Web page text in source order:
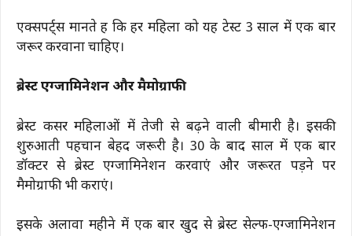
एक्सपर्ट्स मानते हैं कि हर महिला को यह टेस्ट 3 साल में एक बार
जरूर करवाना चाहिए।
ब्रेस्ट एग्जामिनेशन और मैमोग्राफी
ब्रेस्ट कैंसर महिलाओं में तेजी से बढ़ने वाली बीमारी है। इसकी
शुरुआती पहचान बेहद जरूरी है। 30 के बाद साल में एक बार
डॉक्टर से ब्रेस्ट एग्जामिनेशन करवाएं और जरूरत पड़ने पर
मैमोग्राफी भी कराएं।
इसके अलावा महीने में एक बार खुद से ब्रेस्ट सेल्फ-एग्जामिनेशन